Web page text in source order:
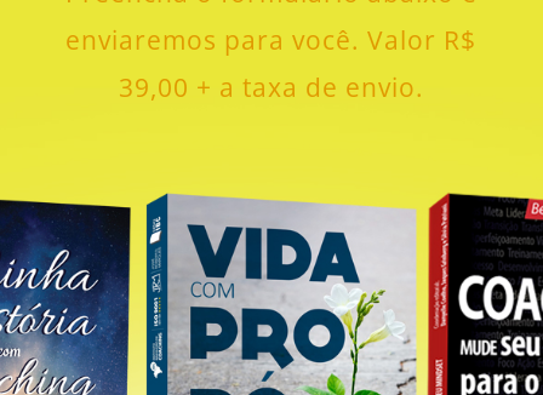
enviaremos para você. Valor R$
39,00 + a taxa de envio.